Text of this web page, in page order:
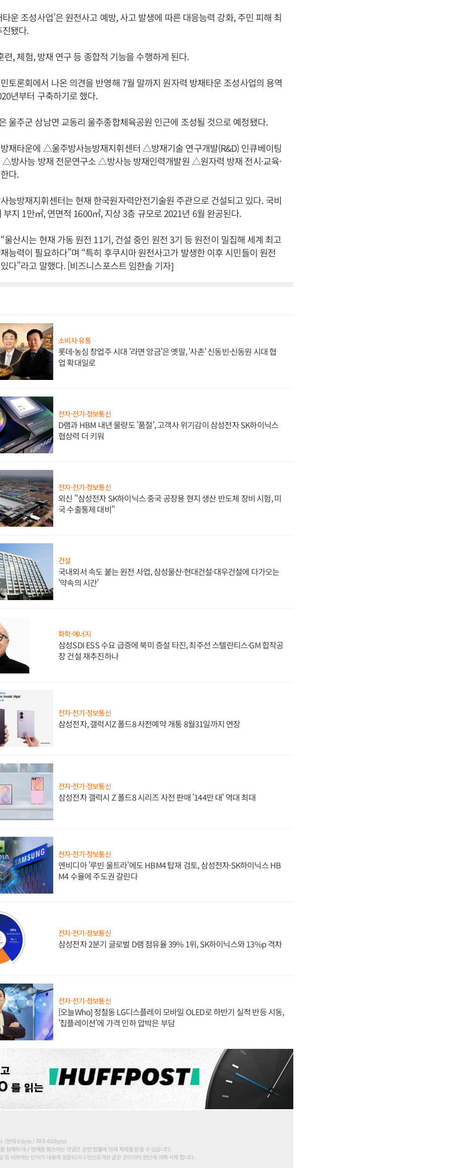
타운 조성사업’은 원전사고 예방, 사고 발생에 따른 대응능력 강화, 주민 피해 최
됐다.
련, 체험, 방재 연구 등 종합적 기능을 수행하게 된다.
토론회에서 나온 의견을 반영해 7월 말까지 원자력 방재타운 조성사업의 용역
년부터 구축하기로 했다.
울주군 삼남면 교동리 울주종합체육공원 인근에 조성될 것으로 예정됐다.
재타운에 △울주방사능방재지휘센터 △방재기술 연구개발(R&D) 인큐베이팅
△방사능 방재 전문연구소 △방사능 방재인력개발원 △원자력 방재 전시·교육·
다.
능방재지휘센터는 현재 한국원자력안전기술원 주관으로 건설되고 있다. 국비
부지 1만㎡, 연면적 1600㎡, 지상 3층 규모로 2021년 6월 완공된다.
울산시는 현재 가동 원전 11기, 건설 중인 원전 3기 등 원전이 밀집해 세계 최고
능력이 필요하다”며 “특히 후쿠시마 원전사고가 발생한 이후 시민들이 원전
다”라고 말했다. [비즈니스포스트 임한솔 기자]
소비자·유통
롯데·농심 창업주 시대 '라면 앙금'은 옛말, '사촌' 신동빈·신동원 시대 협
업 확대일로
전자·전기·정보통신
D램과 HBM 내년 물량도 '품절', 고객사 위기감이 삼성전자 SK하이닉스
협상력 더 키워
전자·전기·정보통신
외신 "삼성전자 SK하이닉스 중국 공장용 현지 생산 반도체 장비 시험, 미
국 수출통제 대비"
건설
국내외서 속도 붙는 원전 사업, 삼성물산·현대건설·대우건설에 다가오는
'약속의 시간'
화학·에너지
삼성SDI ESS 수요 급증에 북미 증설 타진, 최주선 스텔란티스·GM 합작공
장 건설 재추진하나
전자·전기·정보통신
삼성전자, 갤럭시Z 폴드8 사전예약 개통 8월31일까지 연장
전자·전기·정보통신
삼성전자 갤럭시 Z 폴드8 시리즈 사전 판매 '144만 대' 역대 최대
전자·전기·정보통신
엔비디아 '루빈 울트라'에도 HBM4 탑재 검토, 삼성전자·SK하이닉스 HB
M4 수율에 주도권 갈린다
전자·전기·정보통신
삼성전자 2분기 글로벌 D램 점유율 39% 1위, SK하이닉스와 13%p 격차
전자·전기·정보통신
[오늘Who] 정철동 LG디스플레이 모바일 OLED로 하반기 실적 반등 시동,
'칩플레이션'에 가격 인하 압박은 부담
. (현재 0 byte / 최대 400byte)
침해하거나 명예를 훼손하는 댓글은 관련 법률에 의해 제재를 받을 수 있습니다.
등 비하하는 단어가 내용에 포함되거나 인신공격성 글은 관리자의 판단에 의해 삭제 합니다.